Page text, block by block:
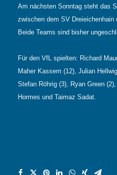
Am nächsten Sonntag steht das
zwischen dem SV
Beide Teams sind bisher
Für den VfL spielten: Richard
Maher Kassem (12), Julian
Stefan Röhrig (3), Ryan Green
Hormes und Taimaz Sadat.